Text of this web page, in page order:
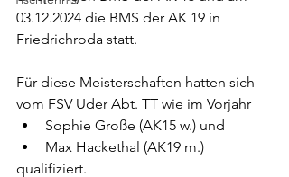
03.12.2024 die BMS der AK 19 in
Friedrichroda statt.
Für diese Meisterschaften hatten sich
vom FSV Uder Abt. TT wie im Vorjahr
Sophie Große (AK15 w.) und
Max Hackethal (AK19 m.)
qualifiziert.